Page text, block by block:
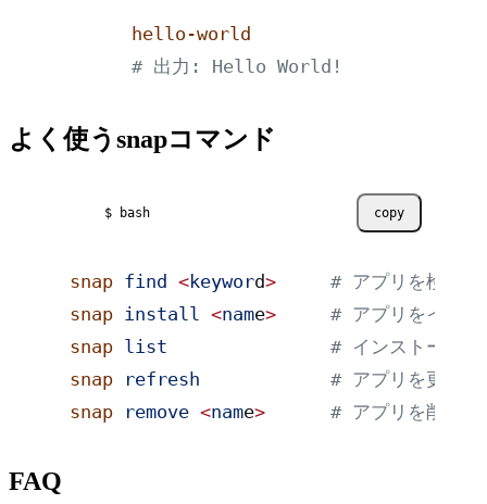
hello-world
# 出力: Hello World!
よく使うsnapコマンド
$ bash copy
snap find <keyword>
     # アプリを検索
snap install <name>
# アプリをインス
snap list
# インストール済
snap refresh
            # アプリを更新
snap remove <name>
      # アプリを削除
FAQ